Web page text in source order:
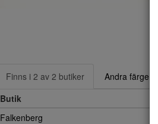
Finns i 2 av 2 butiker
Andra färger
Butik
Falkenberg